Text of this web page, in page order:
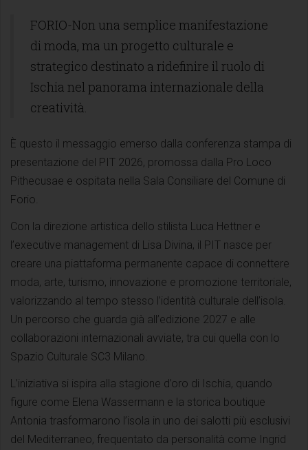
FORIO-Non una semplice manifestazione
di moda, ma un progetto culturale e
strategico destinato a ridefinire il ruolo di
Ischia nel panorama internazionale della
creatività.
È questo il messaggio emerso dalla conferenza stampa di
presentazione del PIT 2026, promossa dalla Pro Loco
Pithecusae e ospitata nella Sala Consiliare del Comune di
Forio.
Con la direzione artistica dello stilista Luca Hettner e
l’executive management di Lisa Divina, il PIT nasce per
creare una piattaforma permanente capace di connettere
moda, arte, turismo, innovazione e promozione territoriale,
valorizzando al tempo stesso l’identità culturale dell’isola.
Un percorso che guarda già all’edizione 2027 e alle
collaborazioni internazionali avviate, tra cui quella con lo
Spazio Culturale SC3 Milano.
L’iniziativa si ispira alla stagione d’oro di Ischia, quando
figure come Elena Wassermann e la storica boutique
Antonia trasformarono l’isola in uno dei salotti più esclusivi
del Mediterraneo, frequentato da personalità come Ingrid